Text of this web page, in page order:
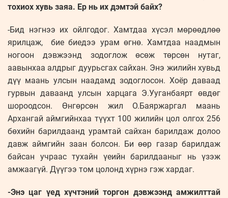
тохиох хувь заяа. Ер нь их дэмтэй байх?
-Бид нэгнээ их ойлгодог. Хамтдаа хүсэл мөрөөдлөө
ярилцаж, бие биедээ урам өгнө. Хамтдаа наадмын
ногоон дэвжээнд зодоглож өсөж төрсөн нутаг,
аавынхаа алдрыг дуурьсгах сайхан. Энэ жилийн хувьд
дүү маань улсын наадамд зодоглосон. Хоёр даваад
гурвын даваанд улсын харцага Э.Ууганбаярт өвдөг
шороодсон. Өнгөрсөн жил О.Баяржаргал маань
Архангай аймгийнхаа түүхт 100 жилийн цол олгох 256
бөхийн барилдаанд урамтай сайхан барилдаж долоо
давж аймгийн заан болсон. Би өөр газар барилдаж
байсан учраас тухайн үеийн барилдааныг нь үзэж
амжаагүй. Дүүгээ том цолонд хүрнэ гэж хардаг.
-Энэ цаг үед хүчтэний торгон дэвжээнд амжилттай